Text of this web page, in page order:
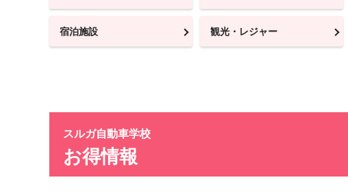
宿泊施設 観光・レジャー
スルガ自動車学校
お得情報